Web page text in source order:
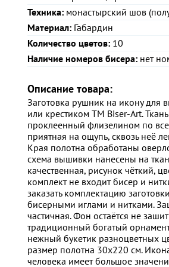
Техника: монастырский шов
Материал: Габардин
Количество цветов: 10
Наличие номеров бисера: нет
Описание товара:
Заготовка рушник на икону для
или крестиком ТМ Biser-Art.
проклеенный флизелином по
приятная на ощупь, сквозь неё
Края полотна обработаны
схема вышивки нанесены на
качественная, рисунок чёткий,
комплект не входит бисер и
заказать комплектацию
бисерными иглами и нитками.
частичная. Фон остаётся не
традиционный богатый
нежный букетик разноцветных
размер полотна 30х220 см.
человека имеет большое